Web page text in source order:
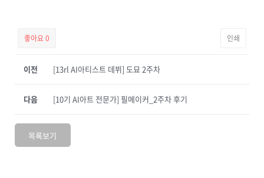
좋아요0 인쇄
이전 [13rl AI아티스트 데뷔] 도묘 2주차
[10기 AI아트 전문가] 필메이커_2주차 후기
다음
목록보기